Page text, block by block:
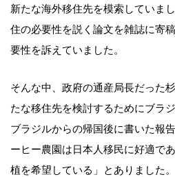
新たな海外移住先を模索していま
住の必要性を説く論文を雑誌に寄
要性を訴えていました。
そんな中、政府の通産局長だった
たな移住先を検討するためにブラ
ブラジルからの帰国後に書いた報
ーヒー農園は日本人移民に好適で
植を希望している」とありました。